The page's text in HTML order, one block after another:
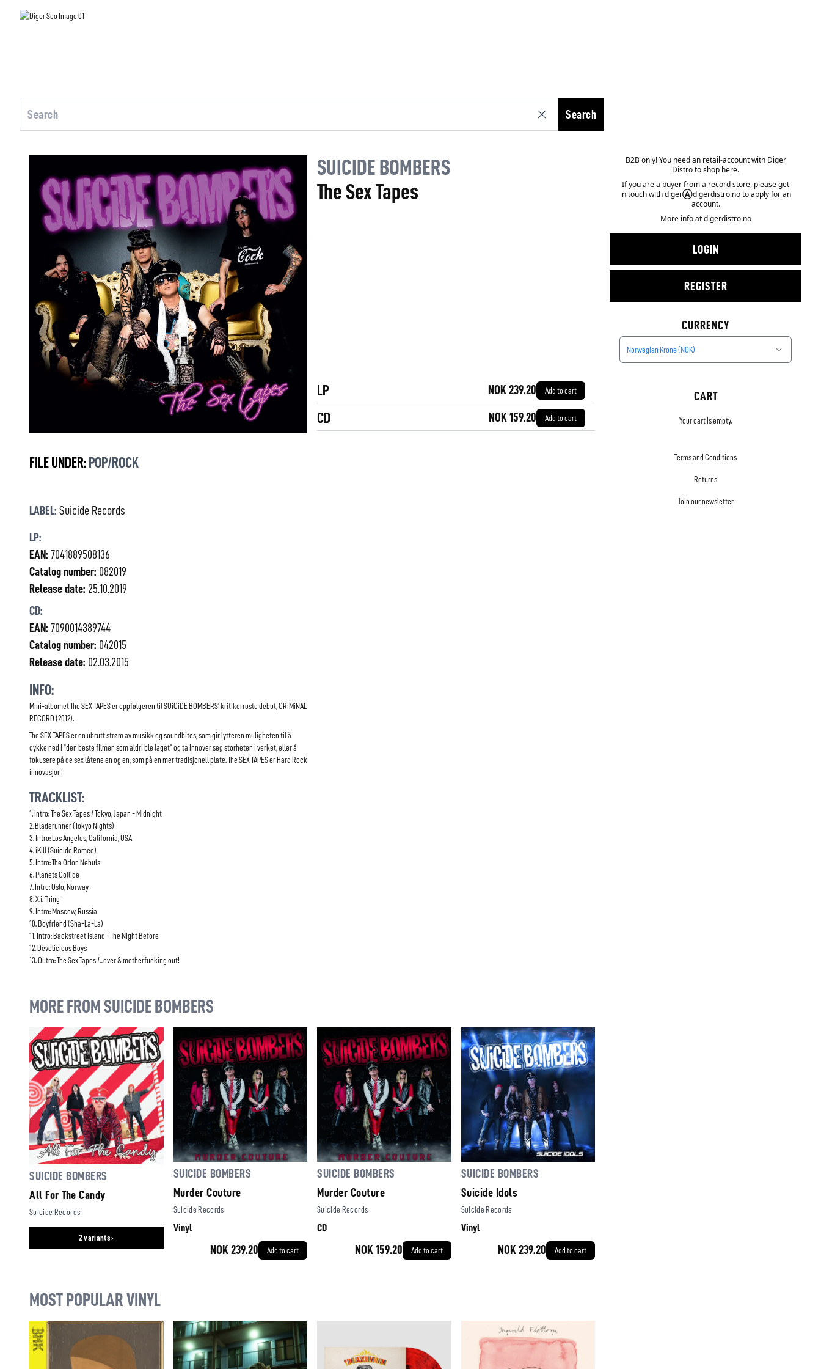
Search
SUICIDE BOMBERS
The Sex Tapes
LP NOK 239.20 Add to cart
CD NOK 159.20 Add to cart
FILE UNDER: POP/ROCK
LABEL: Suicide Records
LP:
EAN: 7041889508136
Catalog number: 082019
Release date: 25.10.2019
CD:
EAN: 7090014389744
Catalog number: 042015
Release date: 02.03.2015
INFO:
Mini-albumet The SEX TAPES er oppfølgeren til SUiCiDE BOMBERS' kritikerroste debut, CRiMiNAL
RECORD (2012).
The SEX TAPES er en ubrutt strøm av musikk og soundbites, som gir lytteren muligheten til å
dykke ned i "den beste filmen som aldri ble laget" og ta innover seg storheten i verket, eller å
fokusere på de sex låtene en og en, som på en mer tradisjonell plate. The SEX TAPES er Hard Rock
innovasjon!
TRACKLIST:
1. Intro: The Sex Tapes / Tokyo, Japan - Midnight
2. Bladerunner (Tokyo Nights)
3. Intro: Los Angeles, California, USA
4. iKill (Suicide Romeo)
5. Intro: The Orion Nebula
6. Planets Collide
7. Intro: Oslo, Norway
8. X.i. Thing
9. Intro: Moscow, Russia
10. Boyfriend (Sha-La-La)
11. Intro: Backstreet Island - The Night Before
12. Devolicious Boys
13. Outro: The Sex Tapes /...over & motherfucking out!
MORE FROM SUICIDE BOMBERS
SUICIDE BOMBERS
All For The Candy
Suicide Records
2 variants ›
SUICIDE BOMBERS
Murder Couture
Suicide Records
Vinyl
NOK 239.20 Add to cart
SUICIDE BOMBERS
Murder Couture
Suicide Records
CD
NOK 159.20 Add to cart
SUICIDE BOMBERS
Suicide Idols
Suicide Records
Vinyl
NOK 239.20 Add to cart
MOST POPULAR VINYL
B2B only! You need an retail-account with Diger
Distro to shop here.
If you are a buyer from a record store, please get
in touch with digerⒶdigerdistro.no to apply for an
account.
More info atdigerdistro.no
LOGIN
REGISTER
CURRENCY
Norwegian Krone (NOK)
CART
Your cart is empty.
Terms and Conditions
Returns
Join our newsletter